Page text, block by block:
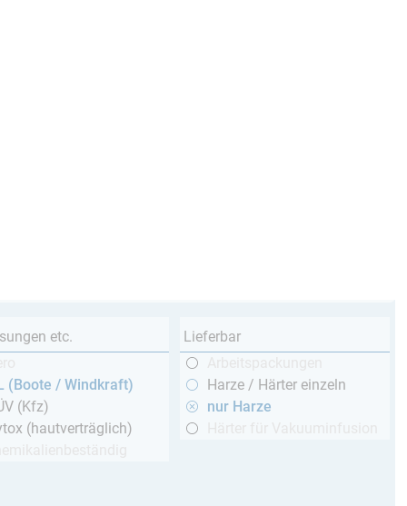
etc.
(Boote / Windkraft)
(Kfz)
(hautverträglich)
Lieferbar
Harze / Härter einzeln
nur Harze